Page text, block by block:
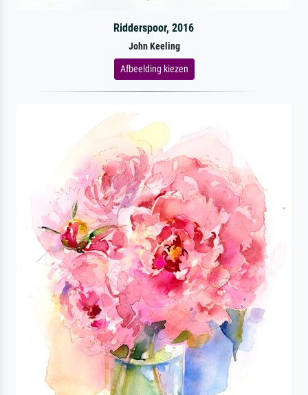
Ridderspoor, 2016
John Keeling
Afbeelding kiezen